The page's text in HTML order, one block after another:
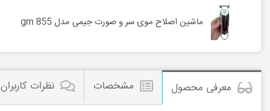
ماشین اصلاح موی سر و صورت جیمی مدل gm 855
معرفی محصول مشخصات نظرات کاربران